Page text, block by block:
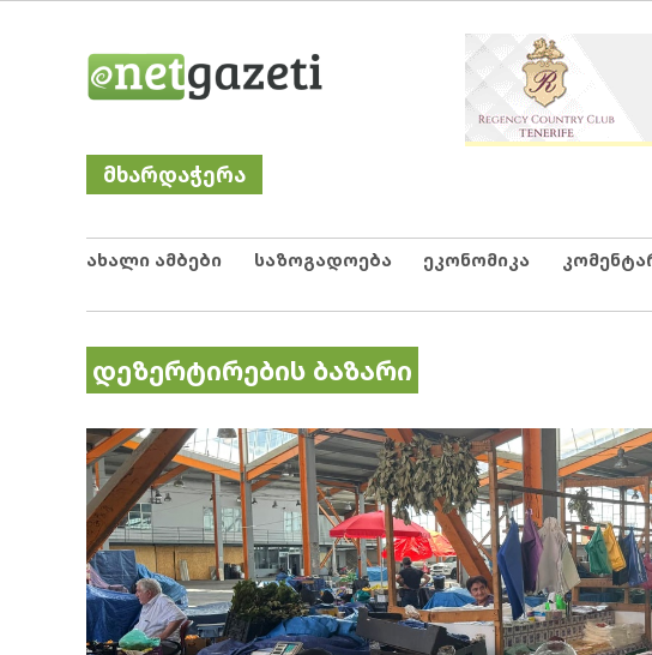
Netgazeti
მხარდაჭერა
ახალი ამბები საზოგადოება ეკონომიკა
დეზერტირების ბაზარი